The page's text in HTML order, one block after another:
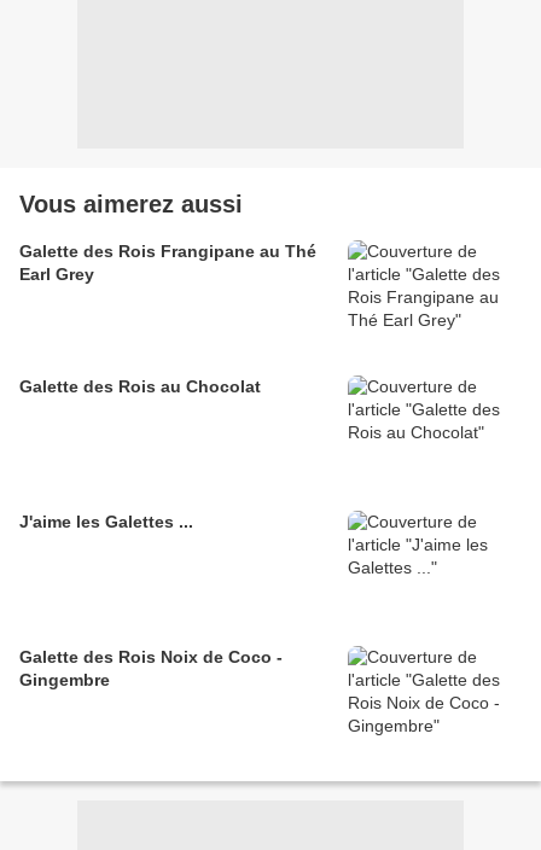
Vous aimerez aussi
Galette des Rois Frangipane au Thé
Earl Grey
Galette des Rois au Chocolat
J'aime les Galettes ...
Galette des Rois Noix de Coco -
Gingembre